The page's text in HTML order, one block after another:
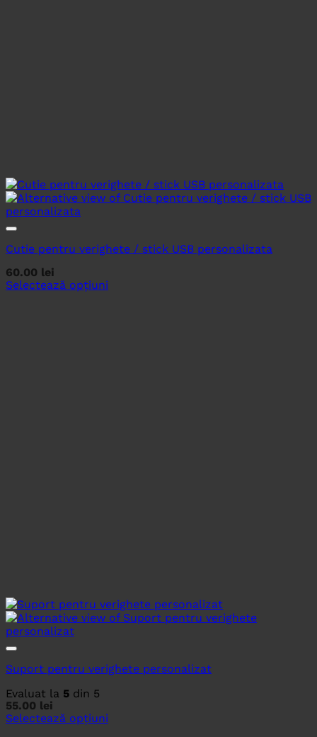
Cutie pentru verighete / stick USB personalizata
60.00 lei
Selectează opțiuni
Suport pentru verighete personalizat
Evaluat la 5 din 5
55.00 lei
Selectează opțiuni